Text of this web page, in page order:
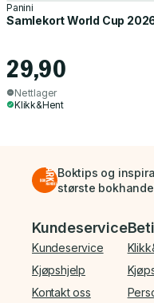
Panini
Samlekort World Cup
29,90
Nettlager
Klikk&Hent
Boktips og
største
Bunnmeny
Kundeservice
Kundeservice
Kjøpshjelp
Kontakt oss